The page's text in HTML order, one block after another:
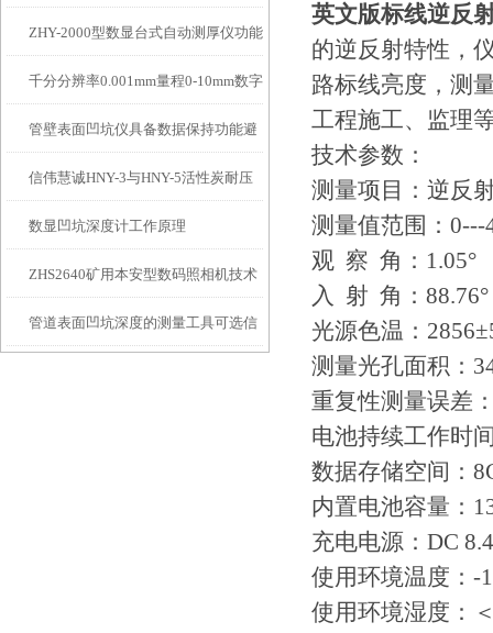
IP54级表头分辨率0.01mm量程
10mm！
ZHY-2000型数显台式自动测厚仪功能
特点
千分分辨率0.001mm量程0-10mm数字
埋头度仪技术参数！
管壁表面凹坑仪具备数据保持功能避
免测试过程中测针移动导致数据变动
信伟慧诚HNY-3与HNY-5活性炭耐压
强度测定仪技术参数！
数显凹坑深度计工作原理
ZHS2640矿用本安型数码照相机技术
参数！
管道表面凹坑深度的测量工具可选信
英文版标线逆反
的逆反射特性，
路标线亮度，测
工程施工、监理
技术参数：
测量项目：逆反
测量值范围：0---
观 察 角：1.05°
入 射 角：
光源色温：
测量光孔面积：
重复性测量误差
电池持续工作时
数据存储空间：
内置电池容量：
充电电源：DC
使用环境温度：
使用环境湿度：